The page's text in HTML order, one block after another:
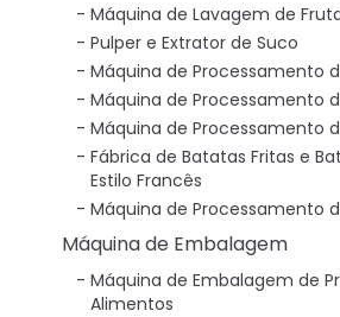
Máquina de Lavagem de
Pulper e Extrator de Suco
Máquina de Processamento
Máquina de Processamento
Máquina de Processamento
Fábrica de Batatas Fritas e
Estilo Francês
Máquina de Processamento
Máquina de Embalagem
Máquina de Embalagem de
Alimentos